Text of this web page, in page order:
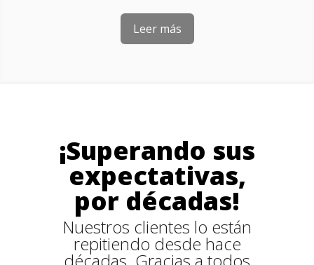
Leer más
¡Superando sus
expectativas,
por décadas!
Nuestros clientes lo están
repitiendo desde hace
décadas. Gracias a todos